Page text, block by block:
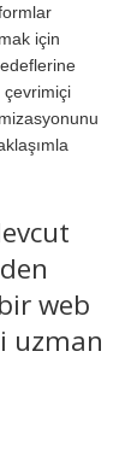
için
çevrimiçi
web
uzman